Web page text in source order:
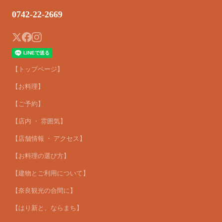
0742-22-2669
【トップページ】
【お料理】
【ご予約】
【店内 ・ 雰囲気】
【店舗情報 ・ アクセス】
【お料理の選び方】
【建物とご利用について】
【奈良観光の合間に】
【はり新と、ならまち】